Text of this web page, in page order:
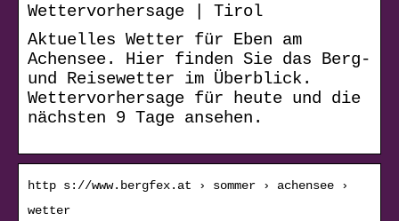
Wettervorhersage | Tirol
Aktuelles Wetter für Eben am
Achensee. Hier finden Sie das Berg-
und Reisewetter im Überblick.
Wettervorhersage für heute und die
nächsten 9 Tage ansehen.
http s://www.bergfex.at › sommer › achensee ›
wetter